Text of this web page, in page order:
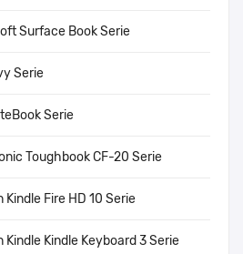
Surface Book Serie
Serie
Serie
Toughbook CF-20 Serie
Fire HD 10 Serie
Kindle Keyboard 3 Serie